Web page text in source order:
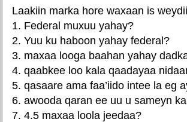
Laakiin marka hore waxaan is
1. Federal muxuu yahay?
2. Yuu ku haboon yahay federal?
3. maxaa looga baahan yahay
4. qaabkee loo kala qaadayaa
5. qasaare ama faa’iido intee la eg
6. awooda qaran ee uu u sameyn
7. 4.5 maxaa loola jeedaa?